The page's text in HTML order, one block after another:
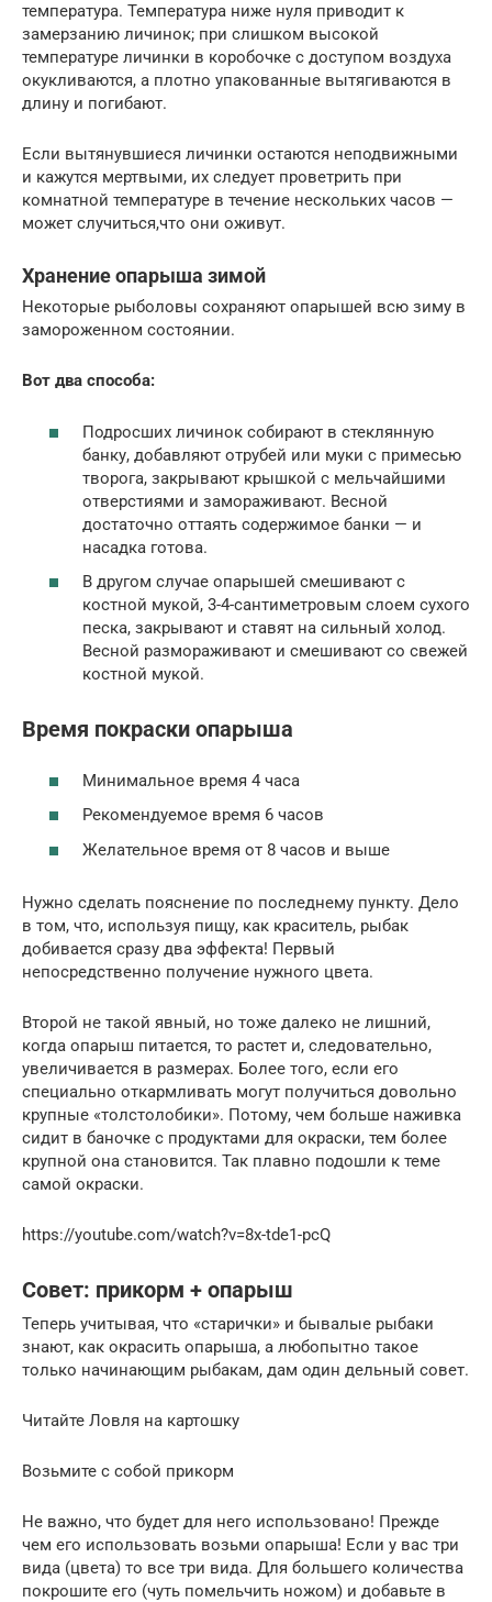
температура. Температура ниже нуля приводит к
замерзанию личинок; при слишком высокой
температуре личинки в коробочке с доступом воздуха
окукливаются, а плотно упакованные вытягиваются в
длину и погибают.
Если вытянувшиеся личинки остаются неподвижными
и кажутся мертвыми, их следует проветрить при
комнатной температуре в течение нескольких часов —
может случиться,что они оживут.
Хранение опарыша зимой
Некоторые рыболовы сохраняют опарышей всю зиму в
замороженном состоянии.
Вот два способа:
Подросших личинок собирают в стеклянную
банку, добавляют отрубей или муки с примесью
творога, закрывают крышкой с мельчайшими
отверстиями и замораживают. Весной
достаточно оттаять содержимое банки — и
насадка готова.
В другом случае опарышей смешивают с
костной мукой, 3-4-сантиметровым слоем сухого
песка, закрывают и ставят на сильный холод.
Весной размораживают и смешивают со свежей
костной мукой.
Время покраски опарыша
Минимальное время 4 часа
Рекомендуемое время 6 часов
Желательное время от 8 часов и выше
Нужно сделать пояснение по последнему пункту. Дело
в том, что, используя пищу, как краситель, рыбак
добивается сразу два эффекта! Первый
непосредственно получение нужного цвета.
Второй не такой явный, но тоже далеко не лишний,
когда опарыш питается, то растет и, следовательно,
увеличивается в размерах. Более того, если его
специально откармливать могут получиться довольно
крупные «толстолобики». Потому, чем больше наживка
сидит в баночке с продуктами для окраски, тем более
крупной она становится. Так плавно подошли к теме
самой окраски.
https://youtube.com/watch?v=8x-tde1-pcQ
Совет: прикорм + опарыш
Теперь учитывая, что «старички» и бывалые рыбаки
знают, как окрасить опарыша, а любопытно такое
только начинающим рыбакам, дам один дельный совет.
Читайте Ловля на картошку
Возьмите с собой прикорм
Не важно, что будет для него использовано! Прежде
чем его использовать возьми опарыша! Если у вас три
вида (цвета) то все три вида. Для большего количества
покрошите его (чуть помельчить ножом) и добавьте в